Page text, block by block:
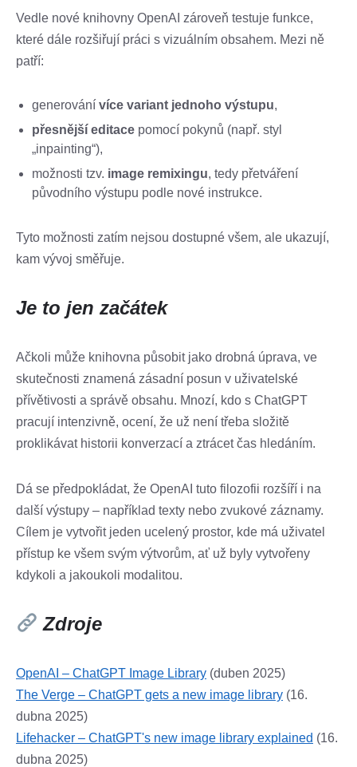
Vedle nové knihovny OpenAI zároveň testuje funkce,
které dále rozšiřují práci s vizuálním obsahem. Mezi ně
patří:
generování více variant jednoho výstupu,
přesnější editace pomocí pokynů (např. styl
„inpainting“),
možnosti tzv. image remixingu, tedy přetváření
původního výstupu podle nové instrukce.
Tyto možnosti zatím nejsou dostupné všem, ale ukazují,
kam vývoj směřuje.
Je to jen začátek
Ačkoli může knihovna působit jako drobná úprava, ve
skutečnosti znamená zásadní posun v uživatelské
přívětivosti a správě obsahu. Mnozí, kdo s ChatGPT
pracují intenzivně, ocení, že už není třeba složitě
proklikávat historii konverzací a ztrácet čas hledáním.
Dá se předpokládat, že OpenAI tuto filozofii rozšíří i na
další výstupy – například texty nebo zvukové záznamy.
Cílem je vytvořit jeden ucelený prostor, kde má uživatel
přístup ke všem svým výtvorům, ať už byly vytvořeny
kdykoli a jakoukoli modalitou.
Zdroje
OpenAI – ChatGPT Image Library (duben 2025)
The Verge – ChatGPT gets a new image library (16.
dubna 2025)
Lifehacker – ChatGPT's new image library explained (16.
dubna 2025)